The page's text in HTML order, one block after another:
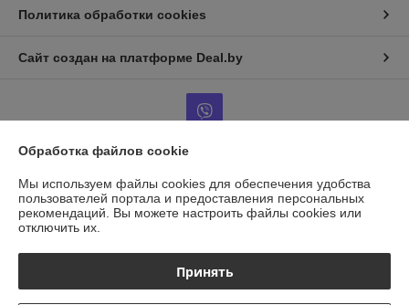
Политика обработки cookies
Сайт создан на платформе Deal.by
Информация для покупателя
Юридическое лицо:ООО "ГАЗАВТОТОРГ"
г.Минск, ул.Бабушкина д.25, каб14
Регистрационный номер ЕГР: 193958856
Обработка файлов cookie
Мы используем файлы cookies для обеспечения удобства
пользователей портала и предоставления персональных
рекомендаций. Вы можете настроить файлы cookies или
отключить их.
Принять